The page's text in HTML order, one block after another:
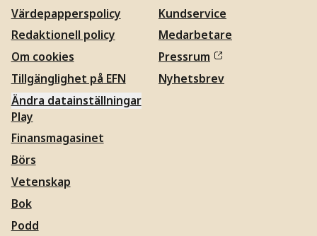
Värdepapperspolicy
Redaktionell policy
Om cookies
Tillgänglighet på EFN
Ändra datainställningar
Kundservice
Medarbetare
Pressrum
Nyhetsbrev
Play
Finansmagasinet
Börs
Vetenskap
Bok
Podd